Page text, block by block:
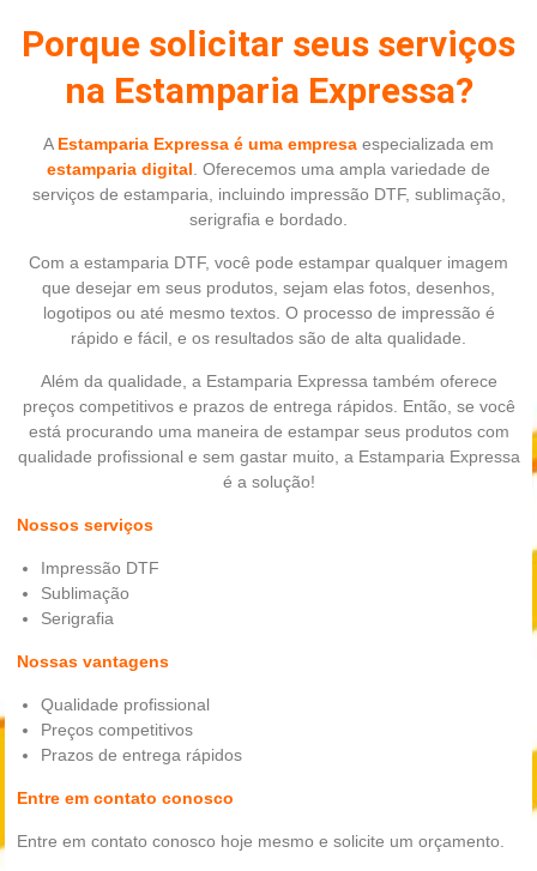
Porque solicitar seus serviços
na Estamparia Expressa?
A Estamparia Expressa é uma empresa especializada em
estamparia digital . Oferecemos uma ampla variedade de
serviços de estamparia, incluindo impressão DTF, sublimação,
serigrafia e bordado.
Com a estamparia DTF, você pode estampar qualquer imagem
que desejar em seus produtos, sejam elas fotos, desenhos,
logotipos ou até mesmo textos. O processo de impressão é
rápido e fácil, e os resultados são de alta qualidade.
Além da qualidade, a Estamparia Expressa também oferece
preços competitivos e prazos de entrega rápidos. Então, se você
está procurando uma maneira de estampar seus produtos com
qualidade profissional e sem gastar muito, a Estamparia Expressa
é a solução!
Nossos serviços
Impressão DTF
Sublimação
Serigrafia
Nossas vantagens
Qualidade profissional
Preços competitivos
Prazos de entrega rápidos
Entre em contato conosco
Entre em contato conosco hoje mesmo e solicite um orçamento.